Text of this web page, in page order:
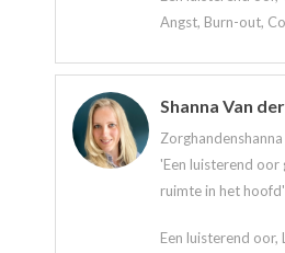
Angst, Burn-out,
Shanna Van
Zorghandenshanna
'Een luisterend oor
ruimte in het hoofd'
Een luisterend oor,